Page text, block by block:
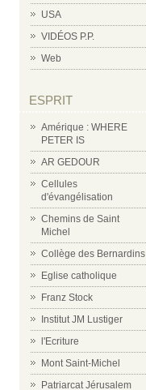
USA
VIDÉOS P.P.
Web
ESPRIT
Amérique : WHERE
PETER IS
AR GEDOUR
Cellules
d'évangélisation
Chemins de Saint
Michel
Collège des Bernardins
Eglise catholique
Franz Stock
Institut JM Lustiger
l'Ecriture
Mont Saint-Michel
Patriarcat Jérusalem